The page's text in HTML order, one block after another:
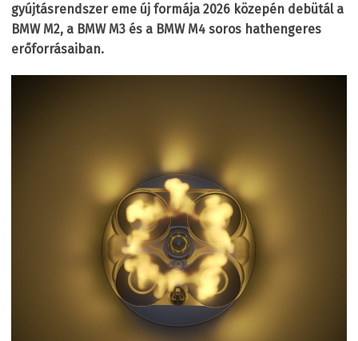
gyújtásrendszer eme új formája 2026 közepén debütál a
BMW M2, a BMW M3 és a BMW M4 soros hathengeres
erőforrásaiban.